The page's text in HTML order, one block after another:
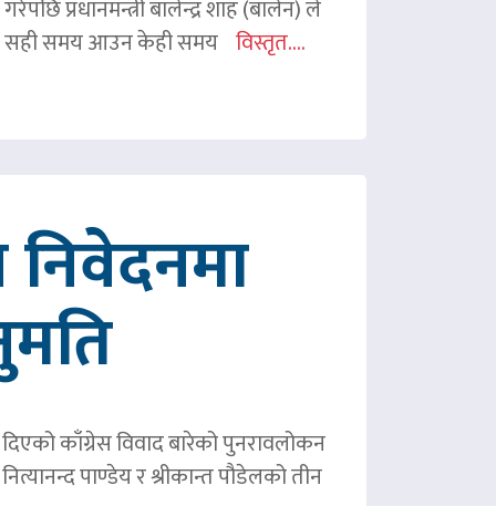
प्रधानमन्त्री बालेन्द्र शाह (बालेन) ले
सही समय आउन केही समय विस्तृत....
काँग्रेस विवाद बारेको पुनरावलोकन
पाण्डेय र श्रीकान्त पौडेलको तीन